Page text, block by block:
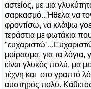
αστείος, με μια
σαρκασμό...Ήθελα να
φροντίσω, να κλάψω
τεράστια με φωτάκια
"ευχαριστώ"...Ευχαριστώ
μοίρασμα, για τα λόγια,
είναι γλυκός πολύ, μα
τέχνη και στο γραπτό
αυστηρός πολύ.